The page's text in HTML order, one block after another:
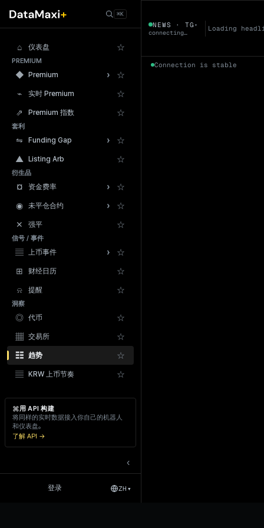
⌘K
⌂ 仪表盘 ☆
PREMIUM
◆ Premium › ☆
⌁ 实时 Premium ☆
⇗ Premium 指数 ☆
套利
⇋ Funding Gap › ☆
▲ Listing Arb ☆
衍生品
¤ 资金费率 › ☆
◉ 未平仓合约 › ☆
✕ 强平 ☆
信号 / 事件
▤ 上币事件 › ☆
⊞ 财经日历 ☆
⍾ 提醒 ☆
洞察
◎ 代币 ☆
▦ 交易所 ☆
☷ 趋势 ☆
▤ KRW 上币节奏 ☆
⌘用 API 构建
将同样的实时数据接入你自己的机器人
和仪表盘。
了解 API →
‹
登录 ZH ▾
Naver 搜索趋势
NEWS · TG ▾
connecting… Loading
Connection is stable